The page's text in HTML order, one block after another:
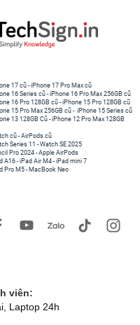
17 cũ-iPhone 17 Pro Max cũ
16 Series cũ - iPhone 16 Pro Max 256GB cũ
16 Pro 128GB cũ-iPhone 15 Pro 128GB cũ
15 Pro Max 256GB cũ - iPhone 15 Series cũ
13 128GB Cũ -iPhone 12 Pro Max 128GB
cũ -AirPods cũ
Series 11 -Watch SE 2025
Pro 2024-Apple AirPods
A16-iPad Air M4 -iPad mini 7
Pro M5 - MacBook Neo
viên:
Laptop 24h